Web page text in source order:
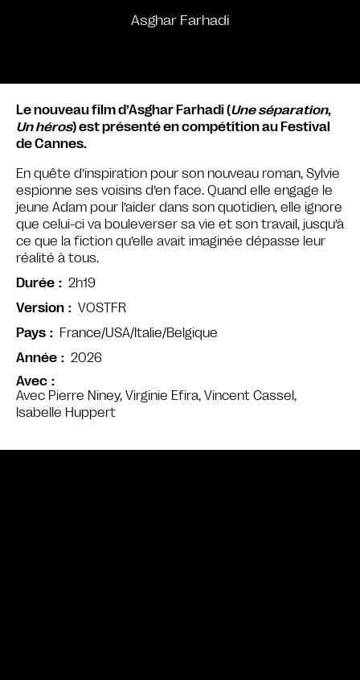
Asghar Farhadi
Avec
Avec Pierre Niney, Virginie Efira, Vincent Cassel,
Isabelle Huppert
Le nouveau film d’Asghar Farhadi (Une séparation,
Un héros) est présenté en compétition au Festival
de Cannes.
En quête d’inspiration pour son nouveau roman, Sylvie
espionne ses voisins d’en face. Quand elle engage le
jeune Adam pour l’aider dans son quotidien, elle ignore
que celui-ci va bouleverser sa vie et son travail, jusqu’à
ce que la fiction qu’elle avait imaginée dépasse leur
réalité à tous.
Durée
2h19
Version
VOSTFR
Pays
France/USA/Italie/Belgique
Année
2026